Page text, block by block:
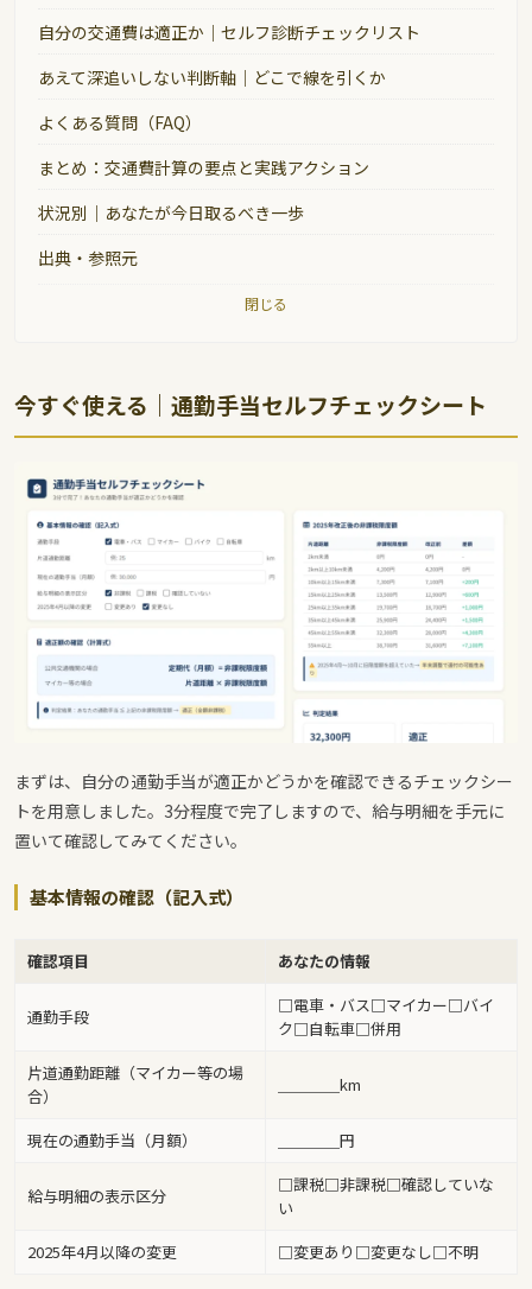
自分の交通費は適正か｜セルフ診断チェックリスト
あえて深追いしない判断軸｜どこで線を引くか
よくある質問（FAQ）
まとめ：交通費計算の要点と実践アクション
状況別｜あなたが今日取るべき一歩
出典・参照元
閉じる
今すぐ使える｜通勤手当セルフチェックシート
まずは、自分の通勤手当が適正かどうかを確認できるチェックシー
トを用意しました。3分程度で完了しますので、給与明細を手元に
置いて確認してみてください。
基本情報の確認（記入式）
確認項目 あなたの情報
通勤手段
□電車・バス□マイカー□バイ
ク□自転車□併用
片道通勤距離（マイカー等の場
合）
＿＿＿＿km
現在の通勤手当（月額） ＿＿＿＿円
給与明細の表示区分
□課税□非課税□確認していな
い
2025年4月以降の変更
□変更あり□変更なし□不明